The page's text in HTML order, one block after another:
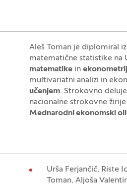
Aleš Toman je diplomiral
matematične statistike na
matematikein
multivariatni analizi in
učenjem. Strokovno
nacionalne strokovne
Mednarodni ekonomski
Urša Ferjančič, Riste
Toman, Aljoša